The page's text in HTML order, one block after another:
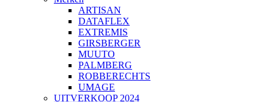
ARTISAN
DATAFLEX
EXTREMIS
GIRSBERGER
MUUTO
PALMBERG
ROBBERECHTS
UMAGE
UITVERKOOP 2024